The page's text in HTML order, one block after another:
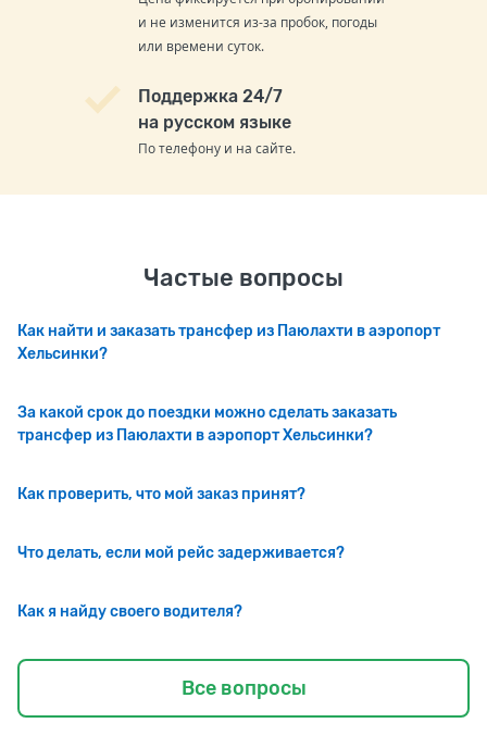
и не изменится из-за пробок, погоды
или времени суток.
Поддержка 24/7
на русском языке
По телефону и на сайте.
Частые вопросы
Как найти и заказать трансфер из Паюлахти в аэропорт
Хельсинки?
За какой срок до поездки можно сделать заказать
трансфер из Паюлахти в аэропорт Хельсинки?
Как проверить, что мой заказ принят?
Что делать, если мой рейс задерживается?
Как я найду своего водителя?
Все вопросы